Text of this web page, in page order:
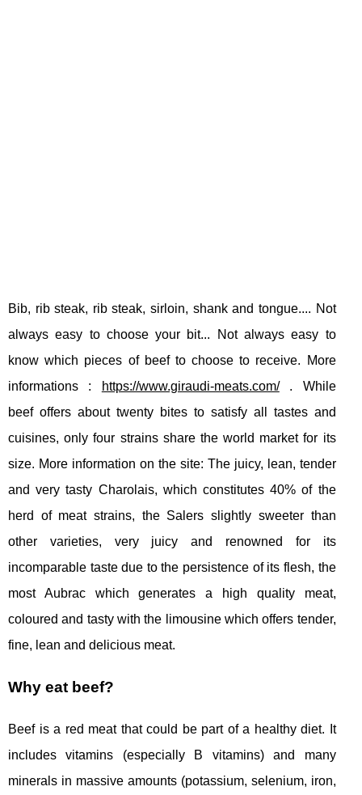
Bib, rib steak, rib steak, sirloin, shank and tongue.... Not
always easy to choose your bit... Not always easy to
know which pieces of beef to choose to receive. More
informations :
https://www.giraudi-meats.com/. While
beef offers about twenty bites to satisfy all tastes and
cuisines, only four strains share the world market for its
size. More information on the site: The juicy, lean, tender
and very tasty Charolais, which constitutes 40% of the
herd of meat strains, the Salers slightly sweeter than
other varieties, very juicy and renowned for its
incomparable taste due to the persistence of its flesh, the
most Aubrac which generates a high quality meat,
coloured and tasty with the limousine which offers tender,
fine, lean and delicious meat.
Why eat beef?
Beef is a red meat that could be part of a healthy diet. It
includes vitamins (especially B vitamins) and many
minerals in massive amounts (potassium, selenium, iron,